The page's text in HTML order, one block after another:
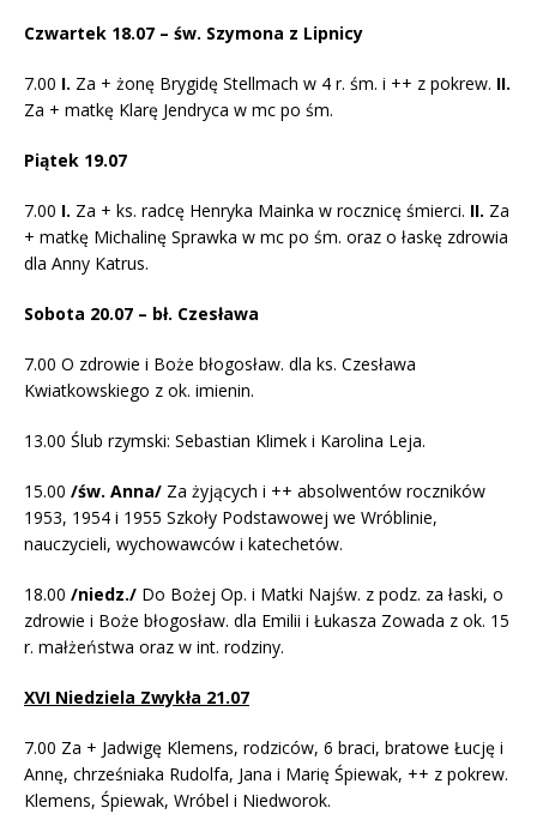
Czwartek 18.07 – św. Szymona z Lipnicy
7.00 I. Za + żonę Brygidę Stellmach w 4 r. śm. i ++ z pokrew. II.
Za + matkę Klarę Jendryca w mc po śm.
Piątek 19.07
7.00 I. Za + ks. radcę Henryka Mainka w rocznicę śmierci. II. Za
+ matkę Michalinę Sprawka w mc po śm. oraz o łaskę zdrowia
dla Anny Katrus.
Sobota 20.07 – bł. Czesława
7.00 O zdrowie i Boże błogosław. dla ks. Czesława
Kwiatkowskiego z ok. imienin.
13.00 Ślub rzymski: Sebastian Klimek i Karolina Leja.
15.00 /św. Anna/ Za żyjących i ++ absolwentów roczników
1953, 1954 i 1955 Szkoły Podstawowej we Wróblinie,
nauczycieli, wychowawców i katechetów.
18.00 /niedz./ Do Bożej Op. i Matki Najśw. z podz. za łaski, o
zdrowie i Boże błogosław. dla Emilii i Łukasza Zowada z ok. 15
r. małżeństwa oraz w int. rodziny.
XVI Niedziela Zwykła 21.07
7.00 Za + Jadwigę Klemens, rodziców, 6 braci, bratowe Łucję i
Annę, chrześniaka Rudolfa, Jana i Marię Śpiewak, ++ z pokrew.
Klemens, Śpiewak, Wróbel i Niedworok.